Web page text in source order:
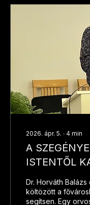
2026. ápr. 5. ∙ 4 min
A
ISTENTŐL
Horváth
Dr. Horváth
költözött a
segítsen. Egy